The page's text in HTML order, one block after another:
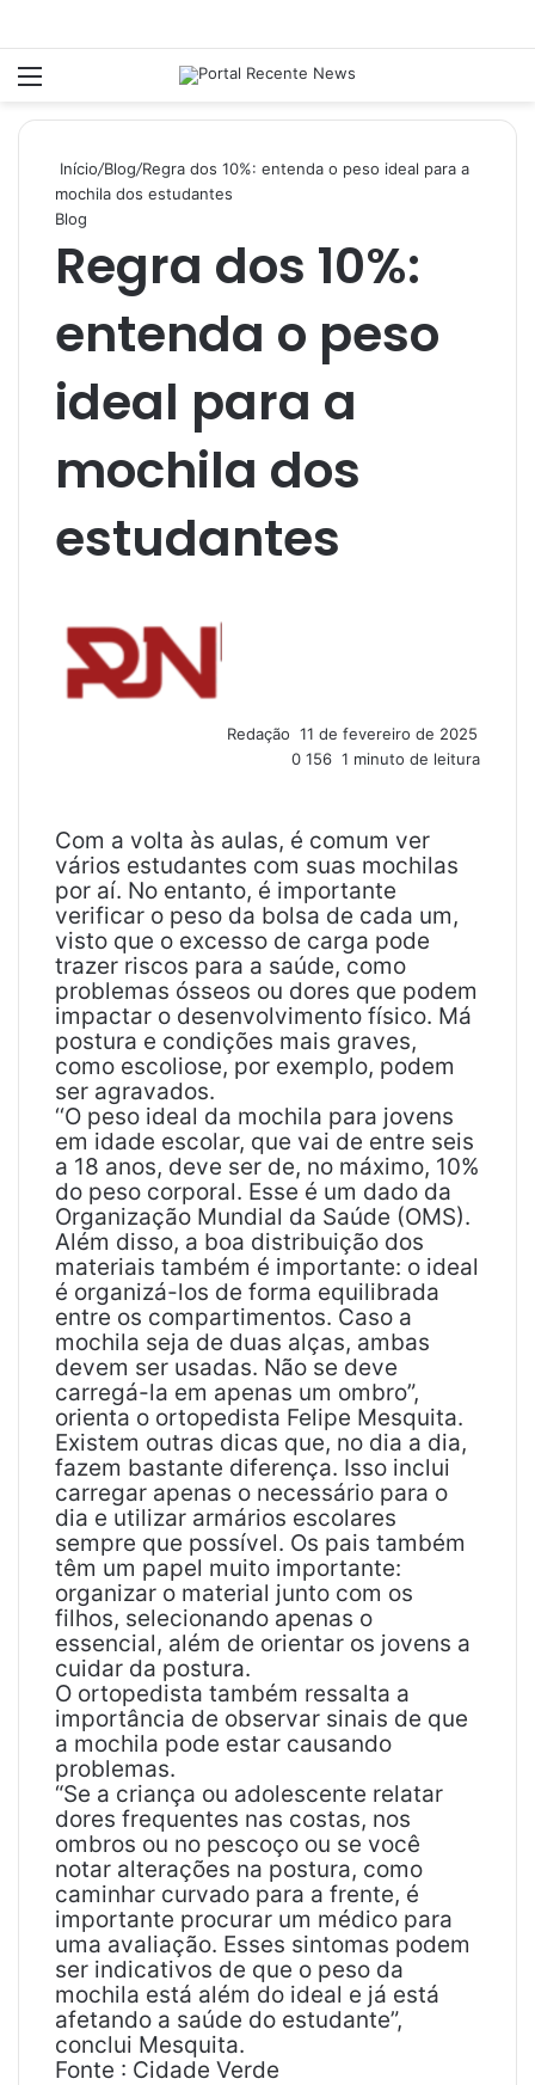
Início/Blog/Regra dos 10%: entenda o peso ideal para a
mochila dos estudantes
Blog
Regra dos 10%:
entenda o peso
ideal para a
mochila dos
estudantes
Redação m
e
a
l
11 de fevereiro de 2025
0 156 1 minuto de leitura
Com a volta às aulas, é comum ver
vários estudantes com suas mochilas
por aí. No entanto, é importante
verificar o peso da bolsa de cada um,
visto que o excesso de carga pode
trazer riscos para a saúde, como
problemas ósseos ou dores que podem
impactar o desenvolvimento físico. Má
postura e condições mais graves,
como escoliose, por exemplo, podem
ser agravados.
‘‘O peso ideal da mochila para jovens
em idade escolar, que vai de entre seis
a 18 anos, deve ser de, no máximo, 10%
do peso corporal. Esse é um dado da
Organização Mundial da Saúde (OMS).
Além disso, a boa distribuição dos
materiais também é importante: o ideal
é organizá-los de forma equilibrada
entre os compartimentos. Caso a
mochila seja de duas alças, ambas
devem ser usadas. Não se deve
carregá-la em apenas um ombro”,
orienta o ortopedista Felipe Mesquita.
Existem outras dicas que, no dia a dia,
fazem bastante diferença. Isso inclui
carregar apenas o necessário para o
dia e utilizar armários escolares
sempre que possível. Os pais também
têm um papel muito importante:
organizar o material junto com os
filhos, selecionando apenas o
essencial, além de orientar os jovens a
cuidar da postura.
O ortopedista também ressalta a
importância de observar sinais de que
a mochila pode estar causando
problemas.
“Se a criança ou adolescente relatar
dores frequentes nas costas, nos
ombros ou no pescoço ou se você
notar alterações na postura, como
caminhar curvado para a frente, é
importante procurar um médico para
uma avaliação. Esses sintomas podem
ser indicativos de que o peso da
mochila está além do ideal e já está
afetando a saúde do estudante”,
conclui Mesquita.
Fonte : Cidade Verde